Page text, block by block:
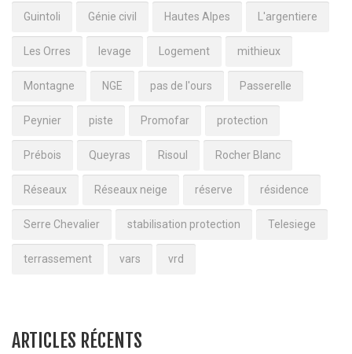
Guintoli Génie civil Hautes Alpes L'argentiere
Les Orres levage Logement mithieux
Montagne NGE pas de l'ours Passerelle
Peynier piste Promofar protection
Prébois Queyras Risoul Rocher Blanc
Réseaux Réseaux neige réserve résidence
Serre Chevalier stabilisation protection Telesiege
terrassement vars vrd
ARTICLES RÉCENTS